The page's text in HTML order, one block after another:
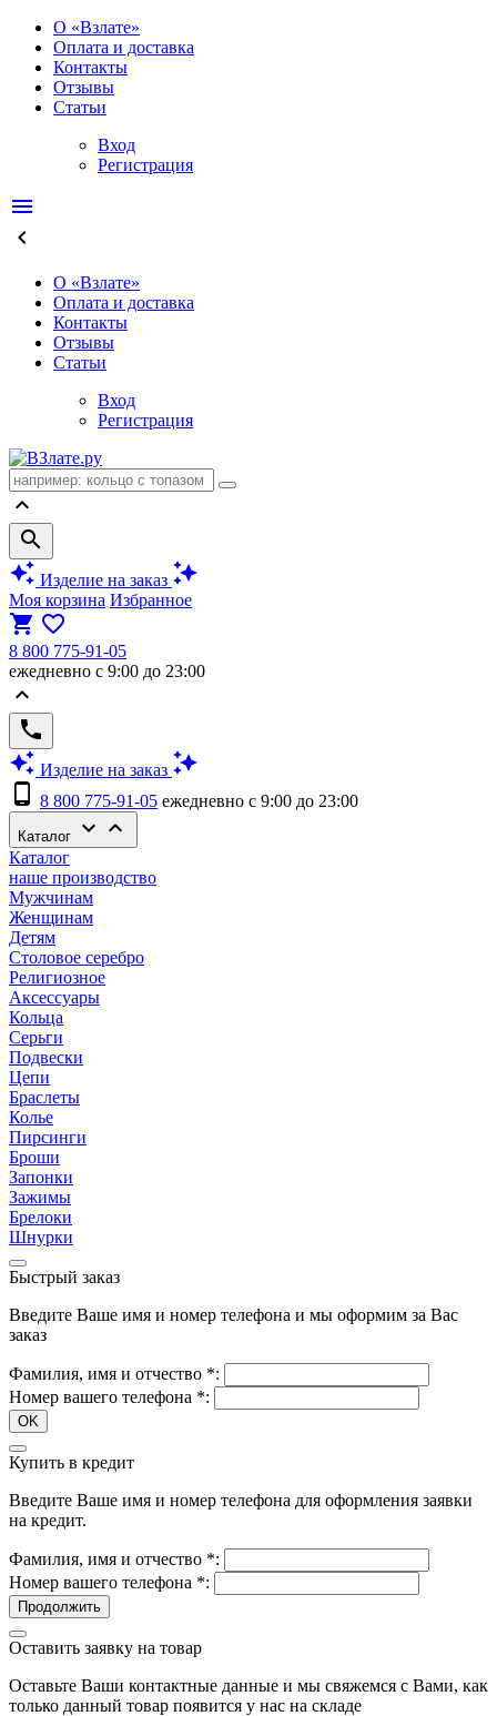
О «Взлате»
Оплата и доставка
Контакты
Отзывы
Статьи
Вход
Регистрация
menu
keyboard_arrow_left
О «Взлате»
Оплата и доставка
Контакты
Отзывы
Статьи
Вход
Регистрация
keyboard_arrow_up
search
auto_awesome Изделие на заказ auto_awesome
Моя корзина Избранное
shopping_cart favorite_border
8 800 775-91-05
ежедневно с 9:00 до 23:00
keyboard_arrow_up
phone
auto_awesome Изделие на заказ auto_awesome
phone_android 8 800 775-91-05 ежедневно с 9:00 до 23:00
Каталог keyboard_arrow_down keyboard_arrow_up
Каталог
наше производство
Мужчинам
Женщинам
Детям
Столовое серебро
Религиозное
Аксессуары
Кольца
Серьги
Подвески
Цепи
Браслеты
Колье
Пирсинги
Броши
Запонки
Зажимы
Брелоки
Шнурки
Быстрый заказ
Введите Ваше имя и номер телефона и мы оформим за Вас
заказ
Фамилия, имя и отчество *:
Номер вашего телефона *:
OK
Купить в кредит
Введите Ваше имя и номер телефона для оформления заявки
на кредит.
Фамилия, имя и отчество *:
Номер вашего телефона *:
Продолжить
Оставить заявку на товар
Оставьте Ваши контактные данные и мы свяжемся с Вами, как
только данный товар появится у нас на складе